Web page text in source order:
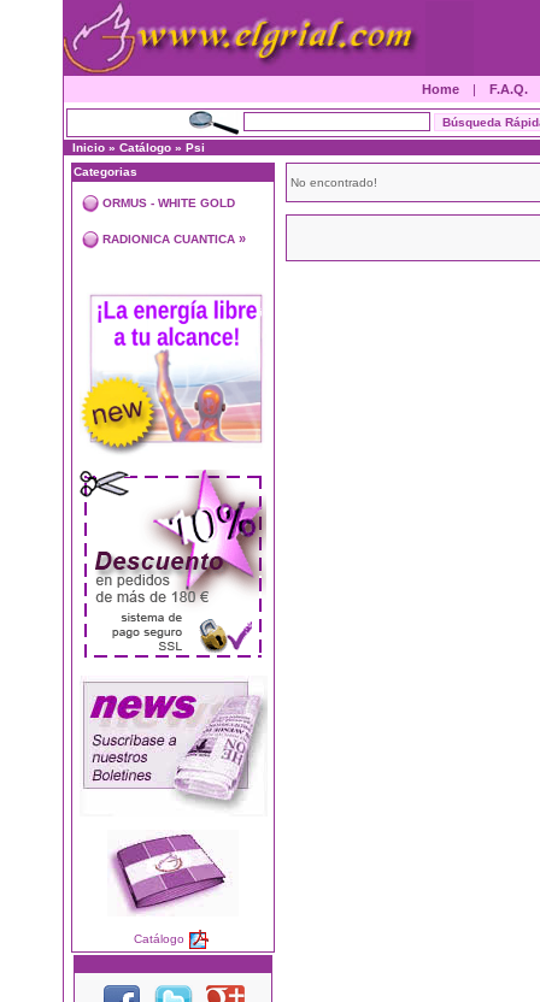
Home | F.A.Q.
Inicio » Catálogo » Psi
Categorias
ORMUS - WHITE GOLD
RADIONICA CUANTICA »
Catálogo
No encontrado!